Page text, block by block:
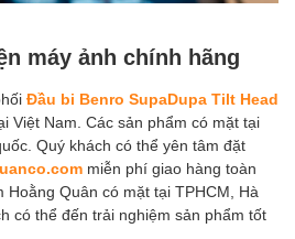
máy ảnh chính hãng
Đầu bi Benro SupaDupa Tilt Head
Việt Nam. Các sản phẩm có mặt tại
Quý khách có thể yên tâm đặt
miễn phí giao hàng toàn
Hoằng Quân có mặt tại TPHCM, Hà
có thể đến trải nghiệm sản phẩm tốt